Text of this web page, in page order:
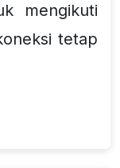
mengikuti
tetap